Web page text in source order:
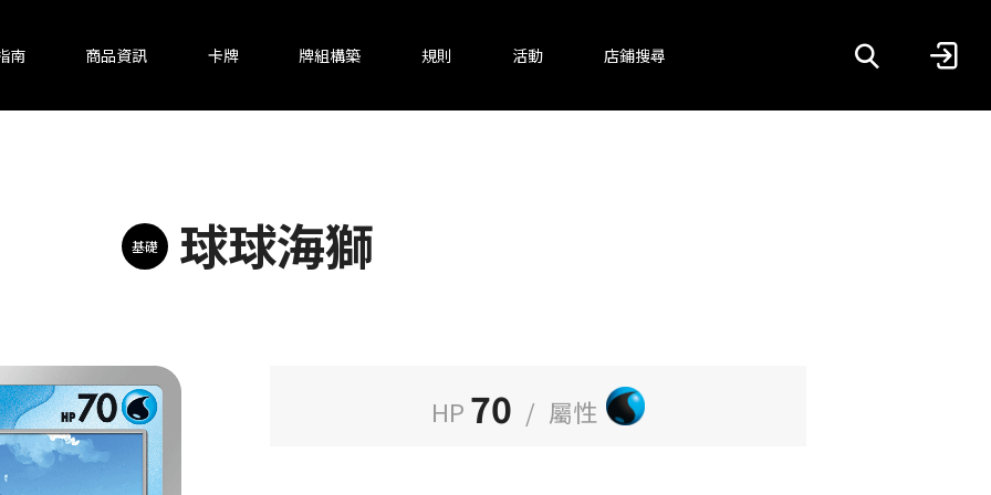
南 商品資訊 卡牌 牌組構築 規則 活動 店鋪搜尋
基礎 球球海獅
HP 70 / 屬性